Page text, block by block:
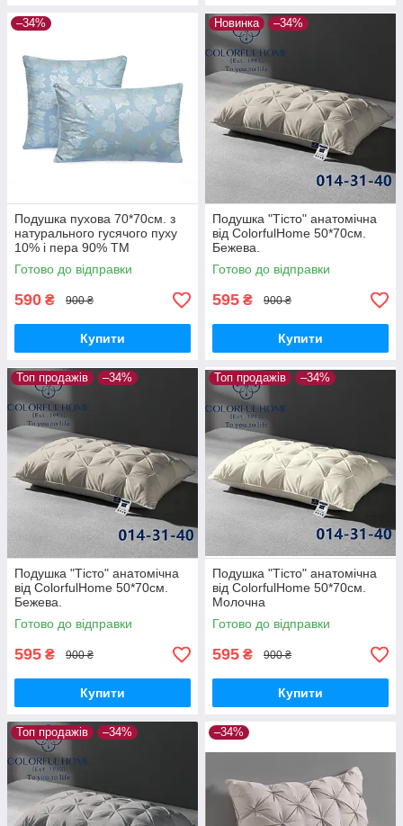
–34%
Подушка пухова 70*70см. з
натурального гусячого пуху
10% і пера 90% ТМ
Александро.
Готово до відправки
590 ₴ 900 ₴
Купити
Новинка –34%
Подушка "Тісто" анатомічна
від ColorfulHome 50*70см.
Бежева.
Готово до відправки
595 ₴ 900 ₴
Купити
Топ продажів –34%
Подушка "Тісто" анатомічна
від ColorfulHome 50*70см.
Бежева.
Готово до відправки
595 ₴ 900 ₴
Купити
Топ продажів –34%
Подушка "Тісто" анатомічна
від ColorfulHome 50*70см.
Молочна
Готово до відправки
595 ₴ 900 ₴
Купити
Топ продажів –34% –34%